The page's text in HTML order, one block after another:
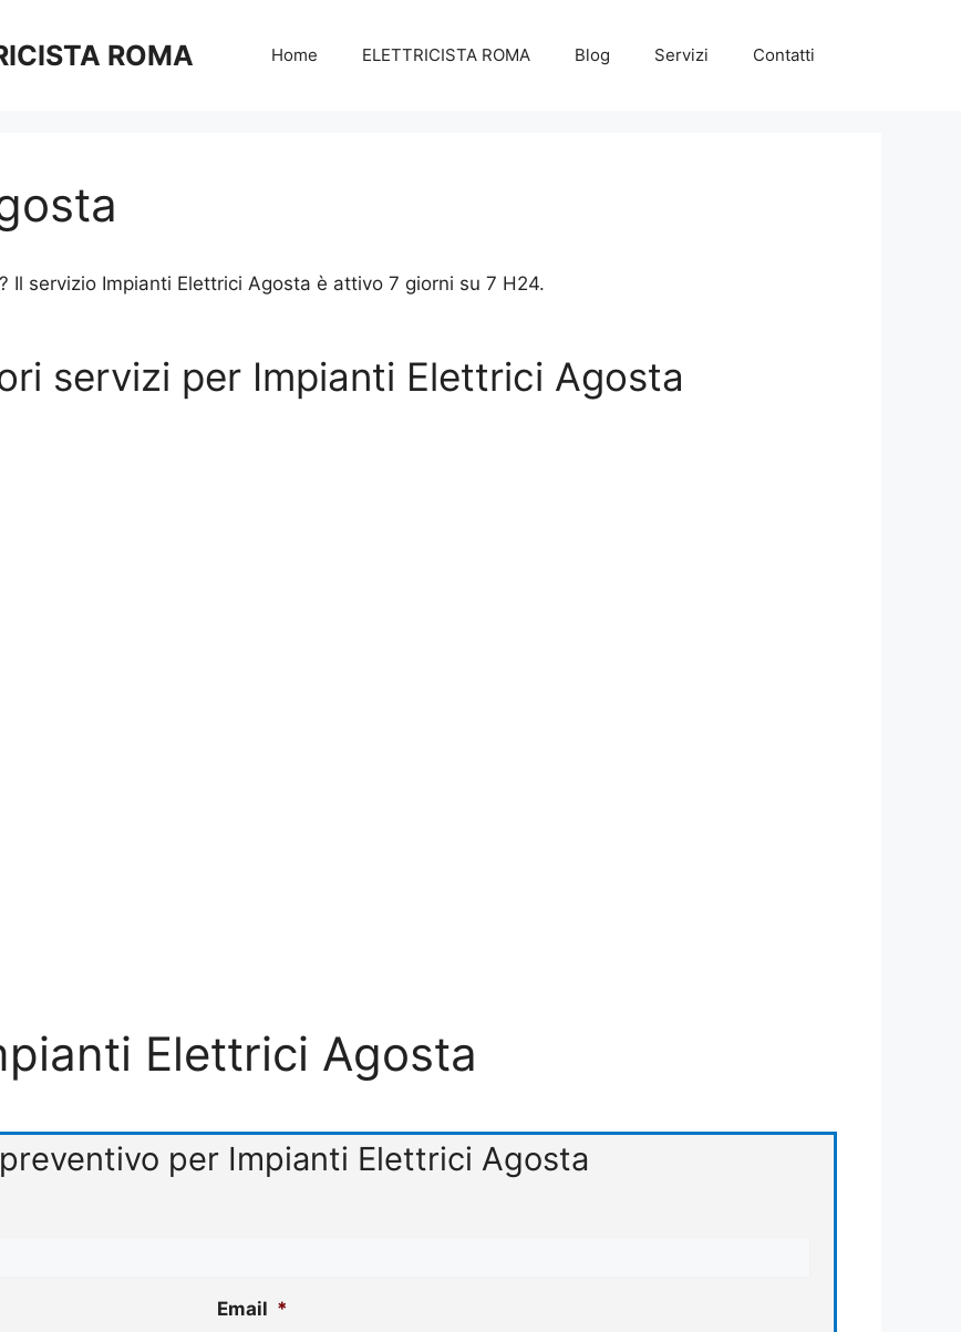
ROMA Home ELETTRICISTA ROMA Blog Servizi Contatti
Il servizio Impianti Elettrici Agosta è attivo 7 giorni su 7 H24.
servizi per Impianti Elettrici Agosta
Elettrici Agosta
per Impianti Elettrici Agosta
Email *